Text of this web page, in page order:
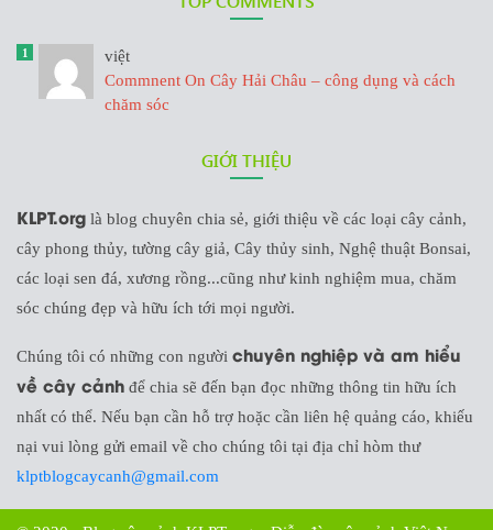
1
việt
Commnent On Cây Hải Châu – công dụng và cách
chăm sóc
GIỚI THIỆU
KLPT.org là blog chuyên chia sẻ, giới thiệu về các loại cây cảnh,
cây phong thủy, tường cây giả, Cây thủy sinh, Nghệ thuật Bonsai,
các loại sen đá, xương rồng...cũng như kinh nghiệm mua, chăm
sóc chúng đẹp và hữu ích tới mọi người.
Chúng tôi có những con người chuyên nghiệp và am hiểu
về cây cảnh để chia sẽ đến bạn đọc những thông tin hữu ích
nhất có thể. Nếu bạn cần hỗ trợ hoặc cần liên hệ quảng cáo, khiếu
nại vui lòng gửi email về cho chúng tôi tại địa chỉ hòm thư
klptblogcaycanh@gmail.com